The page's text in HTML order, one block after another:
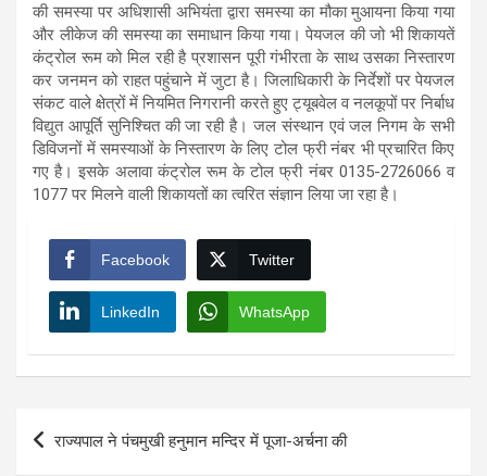
की समस्या पर अधिशासी अभियंता द्वारा समस्या का मौका मुआयना किया गया
और लीकेज की समस्या का समाधान किया गया। पेयजल की जो भी शिकायतें
कंट्रोल रूम को मिल रही है प्रशासन पूरी गंभीरता के साथ उसका निस्तारण
कर जनमन को राहत पहुंचाने में जुटा है। जिलाधिकारी के निर्देशों पर पेयजल
संकट वाले क्षेत्रों में नियमित निगरानी करते हुए ट्यूबवेल व नलकूपों पर निर्बाध
विद्युत आपूर्ति सुनिश्चित की जा रही है। जल संस्थान एवं जल निगम के सभी
डिविजनों में समस्याओं के निस्तारण के लिए टोल फ्री नंबर भी प्रचारित किए
गए है। इसके अलावा कंट्रोल रूम के टोल फ्री नंबर 0135-2726066 व
1077 पर मिलने वाली शिकायतों का त्वरित संज्ञान लिया जा रहा है।
Facebook Twitter
LinkedIn WhatsApp
Post
navigation
राज्यपाल ने पंचमुखी हनुमान मन्दिर में पूजा-अर्चना की